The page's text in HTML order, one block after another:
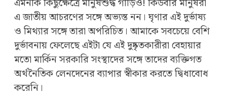
এমনকি কিছুক্ষেত্রে মানুষশুদ্ধ গাড়িও! কিউবার মানুষরা
এ জাতীয় আচরণের সঙ্গে অভ্যস্ত নন। ঘৃণার এই দুর্ভাষ্য
ও মিথ্যার সঙ্গে তারা অপরিচিত। আমাকে সবচেয়ে বেশি
দুর্ভাবনায় ফেলেছে এইটা যে এই দুষ্কৃতকারীরা বেহায়ার
মতো মার্কিন সরকারি সংস্থাদের সঙ্গে তাদের ব্যক্তিগত
অর্থনৈতিক লেনদেনের ব্যাপার স্বীকার করতে দ্বিধাবোধ
করেনি।